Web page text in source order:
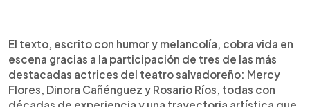
El texto, escrito con humor y melancolía, cobra vida en
escena gracias a la participación de tres de las más
destacadas actrices del teatro salvadoreño: Mercy
Flores, Dinora Cañénguez y Rosario Ríos, todas con
décadas de experiencia y una trayectoria artística que